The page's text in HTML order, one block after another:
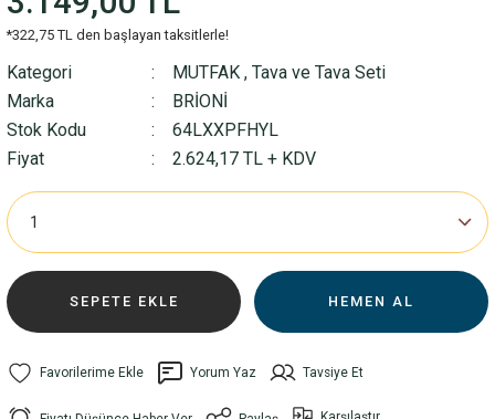
*322,75 TL den başlayan taksitlerle!
Kategori MUTFAK , Tava ve Tava Seti
Marka
BRİONİ
Stok Kodu
64LXXPFHYL
Fiyat
2.624,17 TL + KDV
SEPETE EKLE HEMEN AL
Yorum Yaz Tavsiye Et